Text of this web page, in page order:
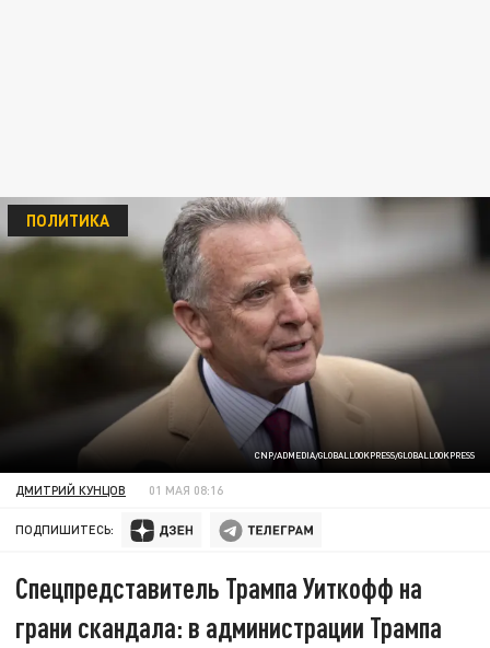
CNP/ADMEDIA/GLOBALLOOKPRESS/GLOBALLOOKPRESS
ПОЛИТИКА
ДМИТРИЙ КУНЦОВ 01 МАЯ 08:16
ПОДПИШИТЕСЬ:
Спецпредставитель Трампа Уиткофф на
грани скандала: в администрации Трампа